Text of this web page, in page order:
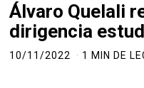
Álvaro Quelali
dirigencia
10/11/2022 1 MIN DE